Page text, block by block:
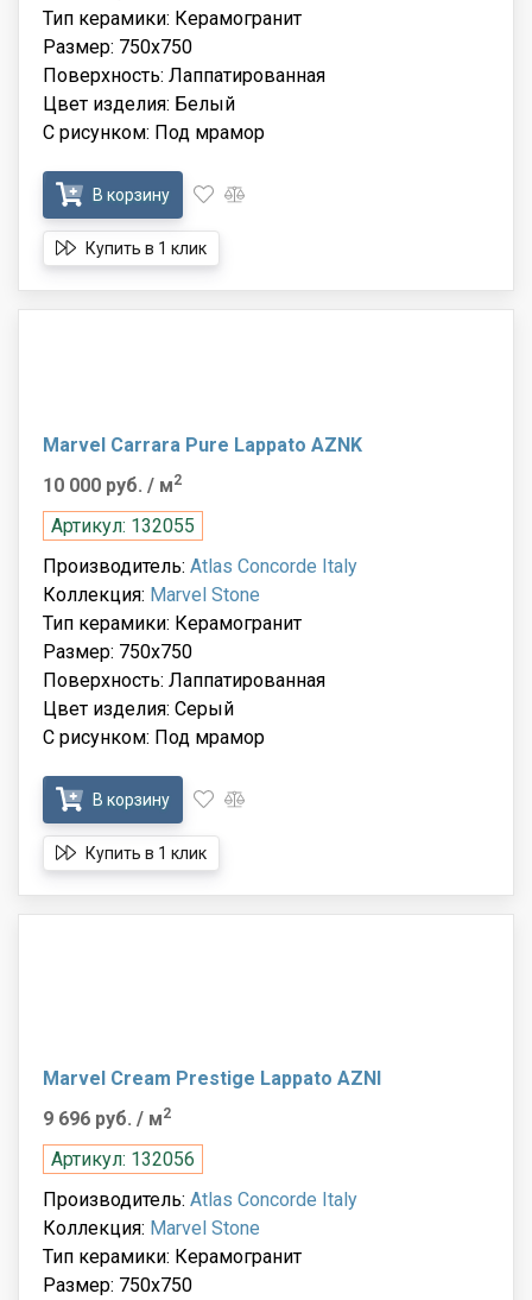
Тип керамики: Керамогранит
Размер: 750x750
Поверхность: Лаппатированная
Цвет изделия: Белый
С рисунком: Под мрамор
В корзину
Купить в 1 клик
Marvel Carrara Pure Lappato AZNK
10 000 руб. / м2
Артикул: 132055
Производитель: Atlas Concorde Italy
Коллекция: Marvel Stone
Тип керамики: Керамогранит
Размер: 750x750
Поверхность: Лаппатированная
Цвет изделия: Серый
С рисунком: Под мрамор
В корзину
Купить в 1 клик
Marvel Cream Prestige Lappato AZNI
9 696 руб. / м2
Артикул: 132056
Производитель: Atlas Concorde Italy
Коллекция: Marvel Stone
Тип керамики: Керамогранит
Размер: 750x750